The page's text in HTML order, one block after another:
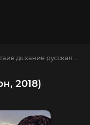
дыхание русская озвучка смотреть полностью онлайн!
2018)